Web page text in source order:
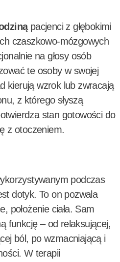
pacjenci z głębokimi
czaszkowo-mózgowych
na głosy osób
te osoby w swojej
kierują wzrok lub zwracają
z którego słyszą
stan gotowości do
z otoczeniem.
podczas
dotyk. To on pozwala
położenie ciała. Sam
funkcję – od relaksującej,
ból, po wzmacniającą i
W terapii